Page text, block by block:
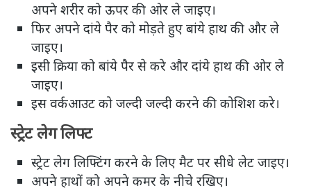
अपने शरीर को ऊपर की ओर ले जाइए।
फिर अपने दांये पैर को मोड़ते हुए बांये हाथ की और ले
जाइए।
इसी क्रिया को बांये पैर से करे और दांये हाथ की ओर ले
जाइए।
इस वर्कआउट को जल्दी जल्दी करने की कोशिश करे।
स्ट्रेट लेग लिफ्ट
स्ट्रेट लेग लिफ्टिंग करने के लिए मैट पर सीधे लेट जाइए।
अपने हाथों को अपने कमर के नीचे रखिए।